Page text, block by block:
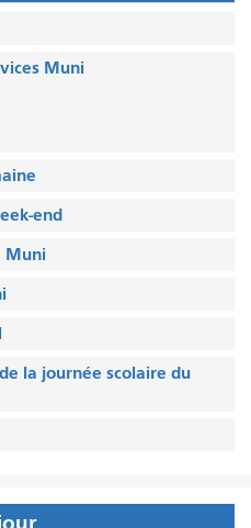
Muni
end
Muni
la journée scolaire du